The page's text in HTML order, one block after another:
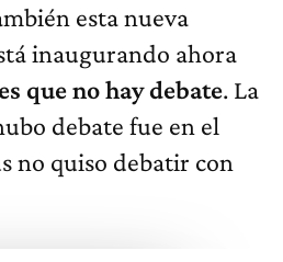
esta nueva
inaugurando ahora
es que no hay debate. La
debate fue en el
no quiso debatir con